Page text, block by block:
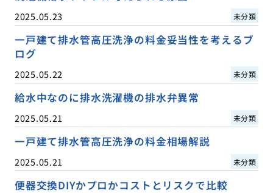
2025.05.23 未分類
一戸建て排水管高圧洗浄の料金妥当性を考えるブ
ログ
2025.05.22 未分類
給水中なのに排水洗濯機の排水弁異常
2025.05.21 未分類
一戸建て排水管高圧洗浄の料金相場解説
2025.05.21 未分類
便器交換DIYかプロかコストとリスクで比較